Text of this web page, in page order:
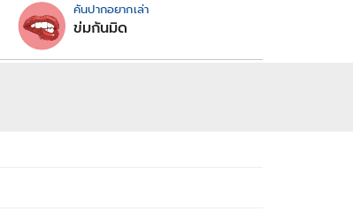
คันปากอยากเล่า
ข่มกันมิด